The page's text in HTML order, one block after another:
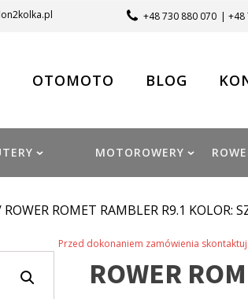
+48 730 880 070 | +48
OTOMOTO BLOG
MOTOROWERY
ROWER ROMET RAMBLER R9.1 KOLOR:
Przed dokonaniem zamówienia
ROWER